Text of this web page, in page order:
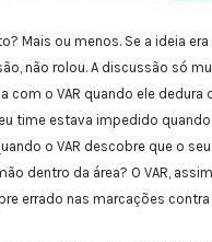
Mais ou menos. Se a ideia
não rolou. A discussão só
com o VAR quando ele dedura
time estava impedido
o VAR descobre que o
dentro da área? O VAR,
errado nas marcações